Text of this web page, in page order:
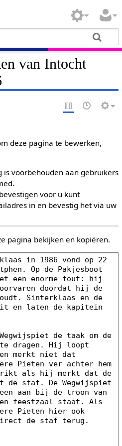
van Intocht
deze pagina te bewerken,
is voorbehouden aan gebruikers
voor u kunt
in en bevestig het via uw
pagina bekijken en kopiëren.